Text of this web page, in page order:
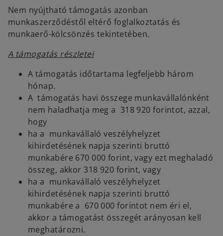
Nem nyújtható támogatás azonban
munkaszerződéstől eltérő foglalkoztatás és
munkaerő-kölcsönzés tekintetében.
A támogatás részletei
A támogatás időtartama legfeljebb három
hónap.
A támogatás havi összege munkavállalónként
nem haladhatja meg a 318 920 forintot, azzal,
hogy
ha a munkavállaló veszélyhelyzet
kihirdetésének napja szerinti bruttó
munkabére 670 000 forint, vagy ezt meghaladó
összeg, akkor 318 920 forint, vagy
ha a munkavállaló veszélyhelyzet
kihirdetésének napja szerinti bruttó
munkabére a 670 000 forintot nem éri el,
akkor a támogatást összegét arányosan kell
meghatározni.